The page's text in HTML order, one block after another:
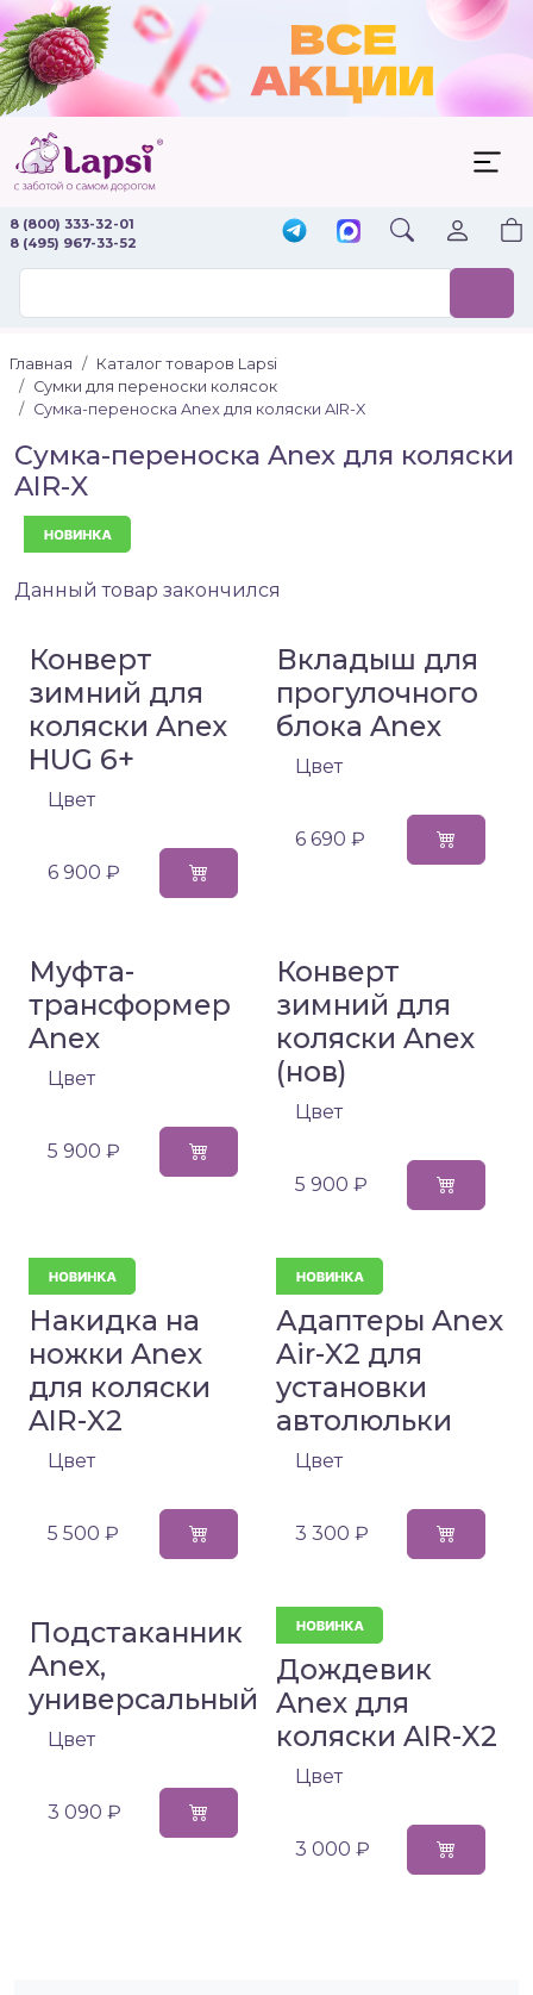
8 (800) 333-32-01
8 (495) 967-33-52
Главная
Каталог товаров Lapsi
Сумки для переноски колясок
Сумка-переноска Anex для коляски AIR-X
Сумка-переноска Anex для коляски
AIR-X
Данный товар закончился
Конверт
зимний для
коляски Anex
HUG 6+
Цвет
6 900 ₽
Вкладыш для
прогулочного
блока Anex
Цвет
6 690 ₽
Муфта-
трансформер
Anex
Цвет
5 900 ₽
Конверт
зимний для
коляски Anex
(нов)
Цвет
5 900 ₽
Накидка на
ножки Anex
для коляски
AIR-X2
Цвет
5 500 ₽
Адаптеры Anex
Air-X2 для
установки
автолюльки
Цвет
3 300 ₽
Подстаканник
Anex,
универсальный
Цвет
3 090 ₽
Дождевик
Anex для
коляски AIR-X2
Цвет
3 000 ₽